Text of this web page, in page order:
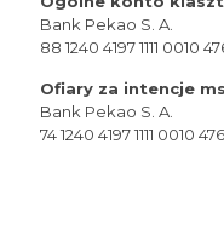
Bank Pekao S. A.
88 1240 4197 1111 0010
Ofiary za intencje
Bank Pekao S. A.
74 1240 4197 1111 0010